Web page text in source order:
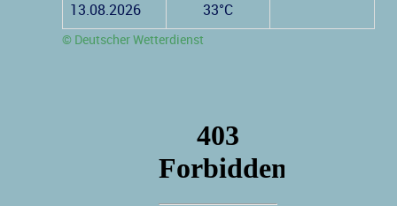
13.08.2026 33°C
© Deutscher Wetterdienst